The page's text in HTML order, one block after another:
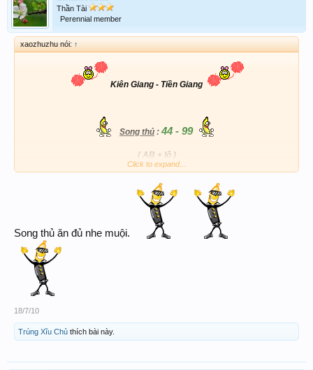
Thần Tài
Perennial member
xaozhuzhu nói: ↑
Kiên Giang - Tiền Giang
Song thủ : 44 - 99
( AB + lô )
Chúc ACE ngày chủ nhật thật big win !
Click to expand...
Song thủ ăn đủ nhe muội.
18/7/10
Trúng Xĩu Chủ thích bài này.